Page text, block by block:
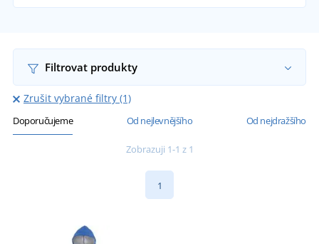
Filtrovat produkty
Zrušit vybrané filtry (1)
Doporučujeme Od nejlevnějšího Od nejdražšího
Zobrazuji 1-1 z 1
1